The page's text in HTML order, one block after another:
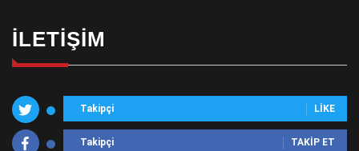
İLETIŞIM
Takipçi LIKE
Takipçi TAKIP ET